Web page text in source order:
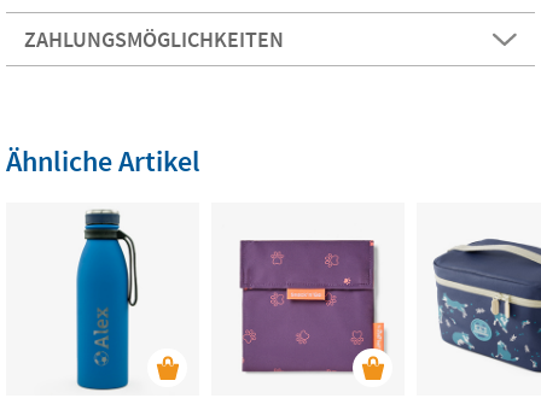
ZAHLUNGSMÖGLICHKEITEN
Ähnliche Artikel